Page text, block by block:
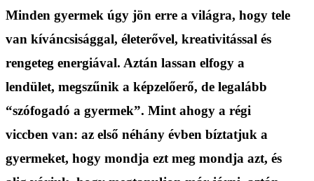
Minden gyermek úgy jön erre a világra, hogy tele
van kíváncsisággal, életerővel, kreativitással és
rengeteg energiával. Aztán lassan elfogy a
lendület, megszűnik a képzelőerő, de legalább
“szófogadó a gyermek”. Mint ahogy a régi
viccben van: az első néhány évben bíztatjuk a
gyermeket, hogy mondja ezt meg mondja azt, és